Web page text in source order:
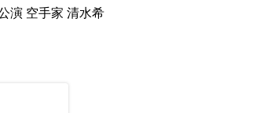
演 空手家 清水希